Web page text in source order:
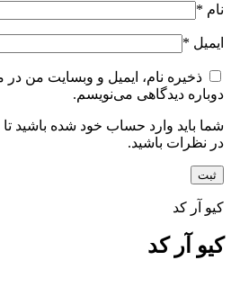
نام *
ایمیل *
ذخیره نام، ایمیل و وبسایت من
دوباره دیدگاهی می‌نویسم.
شما باید وارد حساب خود شده باشید تا
در نظرات باشید.
کیو آر کد
کیو آر کد